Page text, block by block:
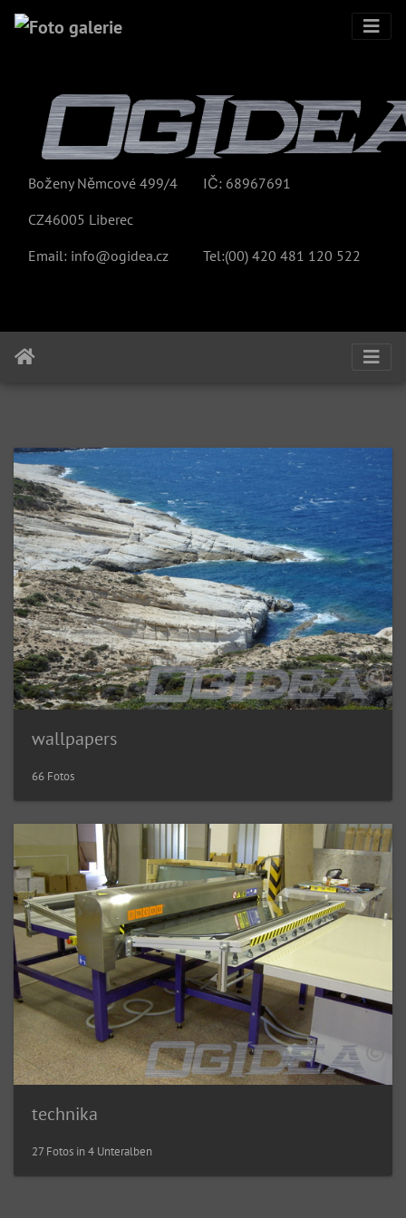
Boženy Němcové 499/4
IČ: 68967691
CZ46005 Liberec
Email: info@ogidea.cz Tel:(00) 420 481 120 522
wallpapers
66 Fotos
technika
27 Fotos in 4 Unteralben